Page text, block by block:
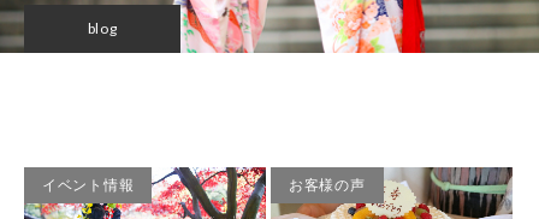
blog
イベント情報 お客様の声